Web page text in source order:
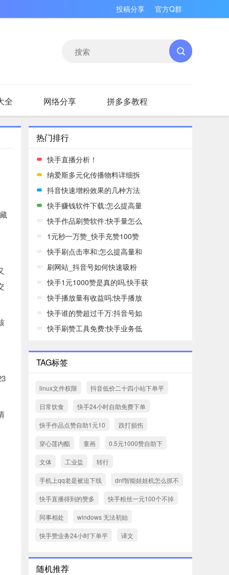
投稿分享 官方Q群
全 网络分享 拼多多教程
热门排行
快手直播分析！
纳爱斯多元化传播物料详细拆
抖音快速增粉效果的几种方法
快手赚钱软件下载:怎么提高量
快手作品刷赞软件:快手量怎么
1元秒一万赞_快手充赞100赞
快手刷点击率和:怎么提高量和
刷网站_抖音号如何快速吸粉
快手1元1000赞是真的吗,快手获
快手播放量有收益吗:快手播放
快手谁的赞超过千万:抖音号如
快手刷赞工具免费:快手业务低
TAG标签
linux文件权限 抖音低价二十四小站下单平
日常饮食 快手24小时自助免费下单
快手作品点赞自助1元10 跌打损伤
穿心莲内酯 童画 0.5元1000赞自助下
文体 工业盐 转行
手机上qq老是被迫下线 dnf智能娃娃机怎么抓不
快手直播得到的赞多 快手粉丝一元100个不掉
同事相处 windows 无法初始
快手赞业务24小时下单平 译文
随机推荐